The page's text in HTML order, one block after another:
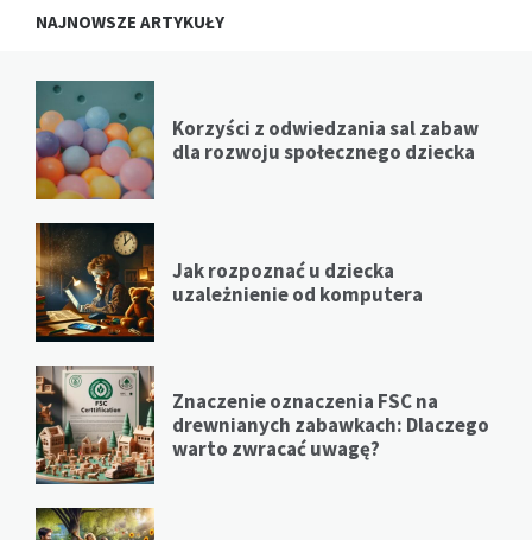
NAJNOWSZE ARTYKUŁY
Korzyści z odwiedzania sal zabaw
dla rozwoju społecznego dziecka
Jak rozpoznać u dziecka
uzależnienie od komputera
Znaczenie oznaczenia FSC na
drewnianych zabawkach: Dlaczego
warto zwracać uwagę?